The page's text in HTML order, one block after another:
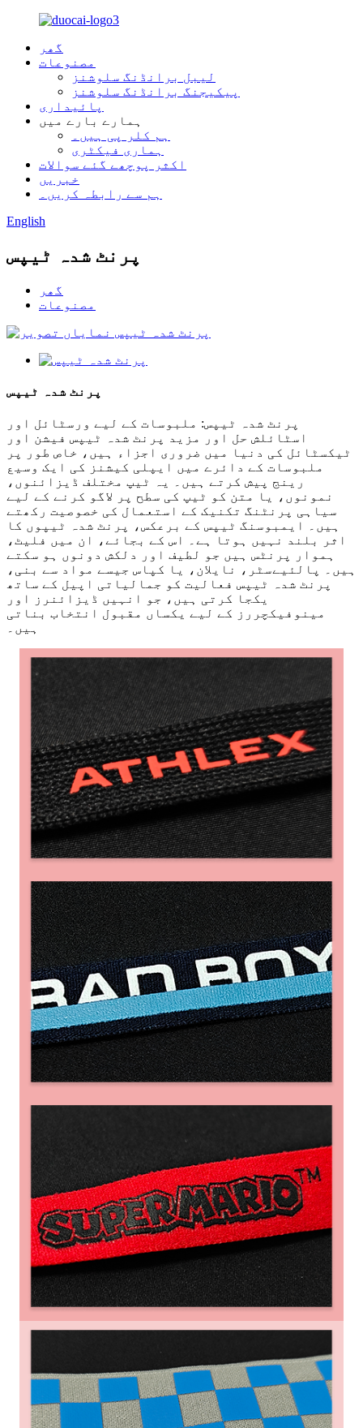
گھر
مصنوعات
لیبل برانڈنگ سلوشنز
پیکیجنگ برانڈنگ سلوشنز
پائیداری
ہمارے بارے میں
ہم کلر پی ہیں۔
ہماری فیکٹری
اکثر پوچھے گئے سوالات
خبریں
ہم سے رابطہ کریں۔
English
پرنٹ شدہ ٹیپس
گھر
مصنوعات
پرنٹ شدہ ٹیپس
پرنٹ شدہ ٹیپس: ملبوسات کے لیے ورسٹائل اور
اسٹائلش حل اور مزید پرنٹ شدہ ٹیپس فیشن اور
ٹیکسٹائل کی دنیا میں ضروری اجزاء ہیں، خاص طور پر
ملبوسات کے دائرے میں ایپلی کیشنز کی ایک وسیع
رینج پیش کرتے ہیں۔ یہ ٹیپ مختلف ڈیزائنوں،
نمونوں، یا متن کو ٹیپ کی سطح پر لاگو کرنے کے لیے
سیاہی پرنٹنگ تکنیک کے استعمال کی خصوصیت رکھتے
ہیں۔ ایمبوسنگ ٹیپس کے برعکس، پرنٹ شدہ ٹیپوں کا
اثر بلند نہیں ہوتا ہے۔ اس کے بجائے، ان میں فلیٹ،
ہموار پرنٹس ہیں جو لطیف اور دلکش دونوں ہو سکتے
ہیں۔ پالئیےسٹر، نایلان، یا کپاس جیسے مواد سے بنی،
پرنٹ شدہ ٹیپس فعالیت کو جمالیاتی اپیل کے ساتھ
یکجا کرتی ہیں، جو انہیں ڈیزائنرز اور
مینوفیکچررز کے لیے یکساں مقبول انتخاب بناتی
ہیں۔